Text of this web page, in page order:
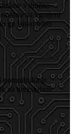
s tipično
na vgrajeni
ga lahko hitro
pomnilnika je
za brezskrbno